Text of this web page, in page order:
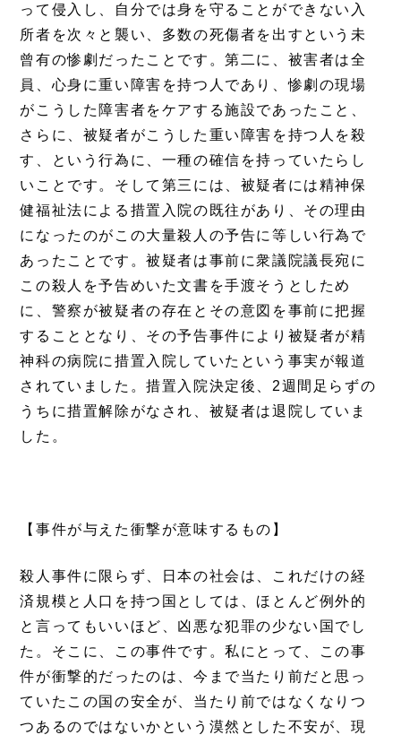
って侵入し、自分では身を守ることができない入
所者を次々と襲い、多数の死傷者を出すという未
曾有の惨劇だったことです。第二に、被害者は全
員、心身に重い障害を持つ人であり、惨劇の現場
がこうした障害者をケアする施設であったこと、
さらに、被疑者がこうした重い障害を持つ人を殺
す、という行為に、一種の確信を持っていたらし
いことです。そして第三には、被疑者には精神保
健福祉法による措置入院の既往があり、その理由
になったのがこの大量殺人の予告に等しい行為で
あったことです。被疑者は事前に衆議院議長宛に
この殺人を予告めいた文書を手渡そうとしため
に、警察が被疑者の存在とその意図を事前に把握
することとなり、その予告事件により被疑者が精
神科の病院に措置入院していたという事実が報道
されていました。措置入院決定後、2週間足らずの
うちに措置解除がなされ、被疑者は退院していま
した。
【事件が与えた衝撃が意味するもの】
殺人事件に限らず、日本の社会は、これだけの経
済規模と人口を持つ国としては、ほとんど例外的
と言ってもいいほど、凶悪な犯罪の少ない国でし
た。そこに、この事件です。私にとって、この事
件が衝撃的だったのは、今まで当たり前だと思っ
ていたこの国の安全が、当たり前ではなくなりつ
つあるのではないかという漠然とした不安が、現